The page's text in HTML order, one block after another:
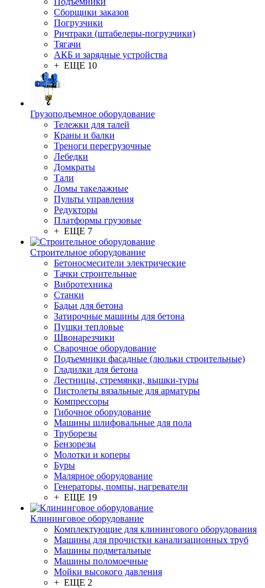
Сборщики заказов
Погрузчики
Ричтраки (штабелеры-погрузчики)
Тягачи
АКБ и зарядные устройства
+ ЕЩЕ 10
Грузоподъемное оборудование
Тележки для талей
Краны и балки
Треноги перегрузочные
Лебедки
Домкраты
Тали
Ломы такелажные
Пульты управления
Редукторы
Платформы грузовые
+ ЕЩЕ 7
Строительное оборудование
Бетоносмесители электрические
Тачки строительные
Вибротехника
Станки
Бадьи для бетона
Затирочные машины для бетона
Пушки тепловые
Швонарезчики
Сварочное оборудование
Подъемники фасадные (люльки строительные)
Гладилки для бетона
Лестницы, стремянки, вышки-туры
Пистолеты вязальные для арматуры
Компрессоры
Гибочное оборудование
Машины шлифовальные для пола
Труборезы
Бензорезы
Молотки и коперы
Буры
Малярное оборудование
Генераторы, помпы, нагреватели
+ ЕЩЕ 19
Клининговое оборудование
Комплектующие для клинингового оборудования
Машины для прочистки канализационных труб
Машины подметальные
Машины поломоечные
Мойки высокого давления
+ ЕЩЕ 2